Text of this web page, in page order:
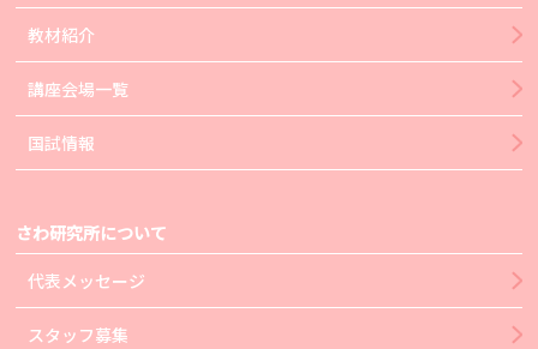
教材紹介
講座会場一覧
国試情報
さわ研究所について
代表メッセージ
スタッフ募集